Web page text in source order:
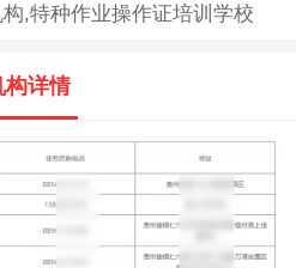
,特种作业操作证培训学校
构详情